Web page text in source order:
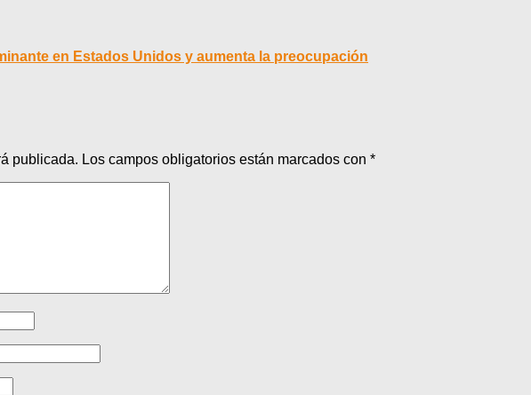
en Estados Unidos y aumenta la preocupación
publicada. Los campos obligatorios están marcados con *